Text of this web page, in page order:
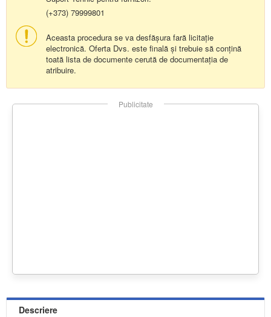
(+373) 79999801
Aceasta procedura se va desfășura fară licitație
electronică. Oferta Dvs. este finală și trebuie să conțină
toată lista de documente cerută de documentația de
atribuire.
Publicitate
Descriere